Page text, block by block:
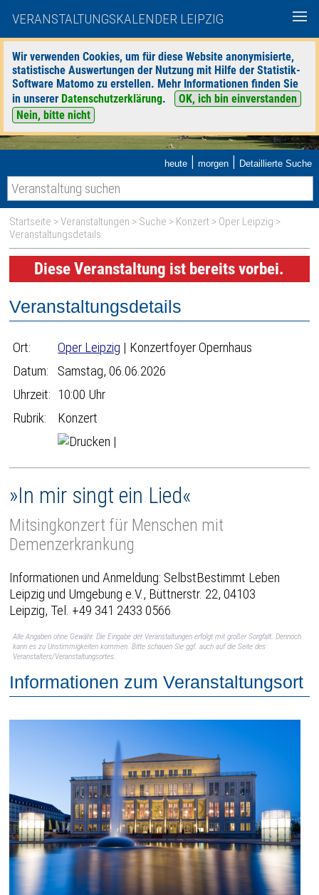
VERANSTALTUNGSKALENDER LEIPZIG
Wir verwenden Cookies, um für diese Website anonymisierte,
statistische Auswertungen der Nutzung mit Hilfe der Statistik-
Software Matomo zu erstellen. Mehr Informationen finden Sie
in unserer Datenschutzerklärung.
OK, ich bin einverstanden
Nein, bitte nicht
heute | morgen | Detaillierte Suche
Startseite >Veranstaltungen > Suche > Konzert > Oper Leipzig >
Veranstaltungsdetails
Diese Veranstaltung ist bereits vorbei.
Veranstaltungsdetails
Ort: Oper Leipzig | Konzertfoyer Opernhaus
Datum:
Samstag, 06.06.2026
Uhrzeit: 10:00 Uhr
Rubrik:
Konzert
|
»In mir singt ein Lied«
Mitsingkonzert für Menschen mit
Demenzerkrankung
Informationen und Anmeldung: SelbstBestimmt Leben
Leipzig und Umgebung e.V., Büttnerstr. 22, 04103
Leipzig, Tel. +49 341 2433 0566
Alle Angaben ohne Gewähr. Die Eingabe der Veranstaltungen erfolgt mit großer Sorgfalt. Dennoch
kann es zu Unstimmigkeiten kommen. Bitte schauen Sie ggf. auch auf die Seite des
Veranstalters/Veranstaltungsortes.
Informationen zum Veranstaltungsort